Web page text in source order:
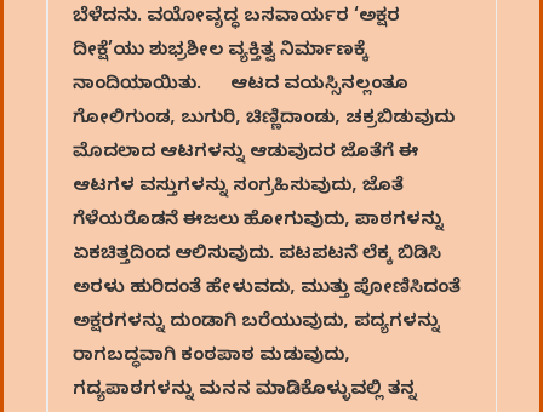
ಬೆಳೆದನು. ವಯೋವೃದ್ಧ ಬಸವಾರ್ಯರ ‘ಅಕ್ಷರ
ದೀಕ್ಷೆ’ಯು ಶುಭ್ರಶೀಲ ವ್ಯಕ್ತಿತ್ವ ನಿರ್ಮಾಣಕ್ಕೆ
ನಾಂದಿಯಾಯಿತು. ಆಟದ ವಯಸ್ಸಿನಲ್ಲಂತೂ
ಗೋಲಿಗುಂಡ, ಬುಗುರಿ, ಚಿಣ್ಣಿದಾಂಡು, ಚಕ್ರಬಿಡುವುದು
ಮೊದಲಾದ ಆಟಗಳನ್ನು ಆಡುವುದರ ಜೊತೆಗೆ ಈ
ಆಟಗಳ ವಸ್ತುಗಳನ್ನು ಸಂಗ್ರಹಿಸುವುದು, ಜೊತೆ
ಗೆಳೆಯರೊಡನೆ ಈಜಲು ಹೋಗುವುದು, ಪಾಠಗಳನ್ನು
ಏಕಚಿತ್ತದಿಂದ ಆಲಿಸುವುದು. ಪಟಪಟನೆ ಲೆಕ್ಕ ಬಿಡಿಸಿ
ಅರಳು ಹುರಿದಂತೆ ಹೇಳುವದು, ಮುತ್ತು ಪೋಣಿಸಿದಂತೆ
ಅಕ್ಷರಗಳನ್ನು ದುಂಡಾಗಿ ಬರೆಯುವುದು, ಪದ್ಯಗಳನ್ನು
ರಾಗಬದ್ಧವಾಗಿ ಕಂಠಪಾಠ ಮಡುವುದು,
ಗದ್ಯಪಾಠಗಳನ್ನು ಮನನ ಮಾಡಿಕೊಳ್ಳುವಲ್ಲಿ ತನ್ನ